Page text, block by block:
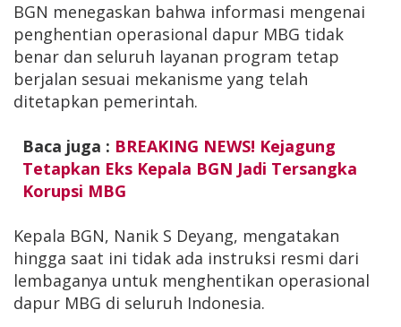
BGN menegaskan bahwa informasi mengenai
penghentian operasional dapur MBG tidak
benar dan seluruh layanan program tetap
berjalan sesuai mekanisme yang telah
ditetapkan pemerintah.
Baca juga : BREAKING NEWS! Kejagung
Tetapkan Eks Kepala BGN Jadi Tersangka
Korupsi MBG
Kepala BGN, Nanik S Deyang, mengatakan
hingga saat ini tidak ada instruksi resmi dari
lembaganya untuk menghentikan operasional
dapur MBG di seluruh Indonesia.